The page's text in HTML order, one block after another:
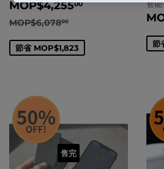
賣
價
MOP$4,25500MOP
正常價格
MOP$6,07800 $6,078.00
節省 MOP$1,823
智能
賣
節
售完